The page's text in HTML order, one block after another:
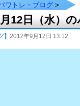
ワトレ・ブログ>
12日（水）
】 2012年9月12日 13:12